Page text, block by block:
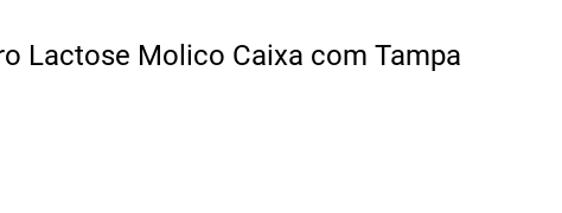
Lactose Molico Caixa com Tampa